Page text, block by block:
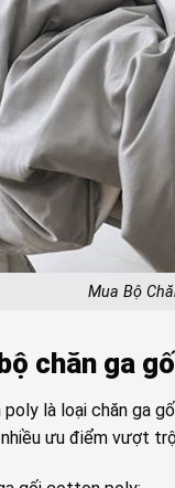
Mua Bộ
chăn ga
là loại chăn ga
ưu điểm vượt